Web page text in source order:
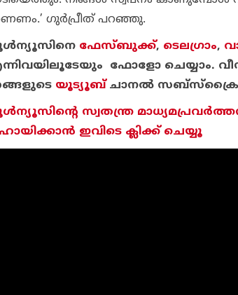
ഗുര്‍പ്രീത് പറഞ്ഞു.
ഫേസ്ബുക്ക്, ടെലഗ്രാം,
ഫോളോ ചെയ്യാം.
യൂട്യൂബ്ചാനല്‍
സ്വതന്ത്ര
ഇവിടെ ക്ലിക്ക് ചെയ്യൂ